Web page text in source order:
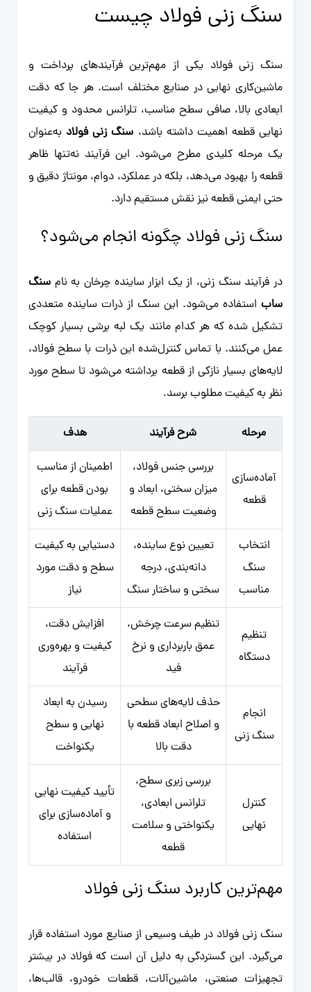
سنگ زنی فولاد چیست
سنگ زنی فولاد یکی از مهم‌ترین فرآیندهای پرداخت و
ماشین‌کاری نهایی در صنایع مختلف است. هر جا که دقت
ابعادی بالا، صافی سطح مناسب، تلرانس محدود و کیفیت
نهایی قطعه اهمیت داشته باشد، سنگ زنی فولاد به‌عنوان
یک مرحله کلیدی مطرح می‌شود. این فرآیند نه‌تنها ظاهر
قطعه را بهبود می‌دهد، بلکه در عملکرد، دوام، مونتاژ دقیق و
حتی ایمنی قطعه نیز نقش مستقیم دارد.
سنگ زنی فولاد چگونه انجام می‌شود؟
در فرآیند سنگ زنی، از یک ابزار ساینده چرخان به نام سنگ
ساب استفاده می‌شود. این سنگ از ذرات ساینده متعددی
تشکیل شده که هر کدام مانند یک لبه برشی بسیار کوچک
عمل می‌کنند. با تماس کنترل‌شده این ذرات با سطح فولاد،
لایه‌های بسیار نازکی از قطعه برداشته می‌شود تا سطح مورد
نظر به کیفیت مطلوب برسد.
مرحله شرح فرآیند هدف
آماده‌سازی
قطعه
بررسی جنس فولاد،
میزان سختی، ابعاد و
وضعیت سطح قطعه
اطمینان از مناسب
بودن قطعه برای
عملیات سنگ زنی
انتخاب
سنگ
مناسب
تعیین نوع ساینده،
دانه‌بندی، درجه
سختی و ساختار سنگ
دستیابی به کیفیت
سطح و دقت مورد
نیاز
تنظیم
دستگاه
تنظیم سرعت چرخش،
عمق باربرداری و نرخ
فید
افزایش دقت،
کیفیت و بهره‌وری
فرآیند
انجام
سنگ زنی
حذف لایه‌های سطحی
و اصلاح ابعاد قطعه با
دقت بالا
رسیدن به ابعاد
نهایی و سطح
یکنواخت
کنترل
نهایی
بررسی زبری سطح،
تلرانس ابعادی،
یکنواختی و سلامت
قطعه
تأیید کیفیت نهایی
و آماده‌سازی برای
استفاده
مهم‌ترین کاربرد سنگ زنی فولاد
سنگ زنی فولاد در طیف وسیعی از صنایع مورد استفاده قرار
می‌گیرد. این گستردگی به دلیل آن است که فولاد در بیشتر
تجهیزات صنعتی، ماشین‌آلات، قطعات خودرو، قالب‌ها،